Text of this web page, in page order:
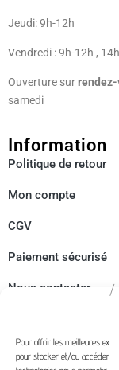
Pour offrir les meilleures
pour stocker et/ou accéder
Jeudi: 9h-12h
Vendredi : 9h-12h ,
Ouverture sur
samedi
Information
Politique de retour
Mon compte
CGV
Paiement sécurisé
Nous contacter /